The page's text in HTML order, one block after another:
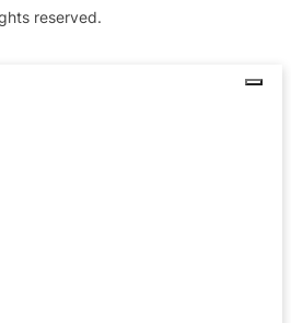
reserved.